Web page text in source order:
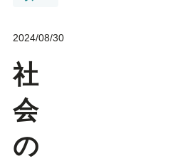
2024/08/30
社
会
の